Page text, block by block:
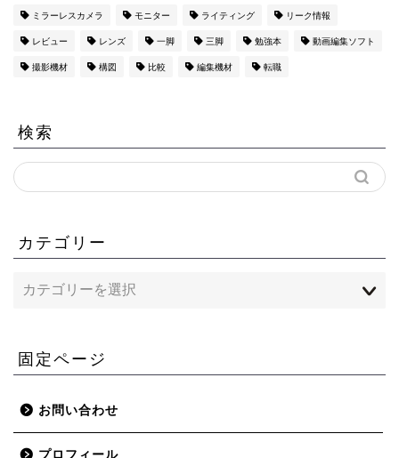
ミラーレスカメラ モニター ライティング リーク情報
レビュー レンズ 一脚 三脚 勉強本 動画編集ソフト
撮影機材 構図 比較 編集機材 転職
検索
カテゴリー
固定ページ
お問い合わせ
プロフィール